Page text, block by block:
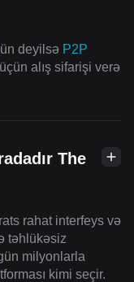
deyilsə P2P
alış sifarişi verə
The
rahat interfeys və
təhlükəsiz
milyonlarla
kimi seçir.